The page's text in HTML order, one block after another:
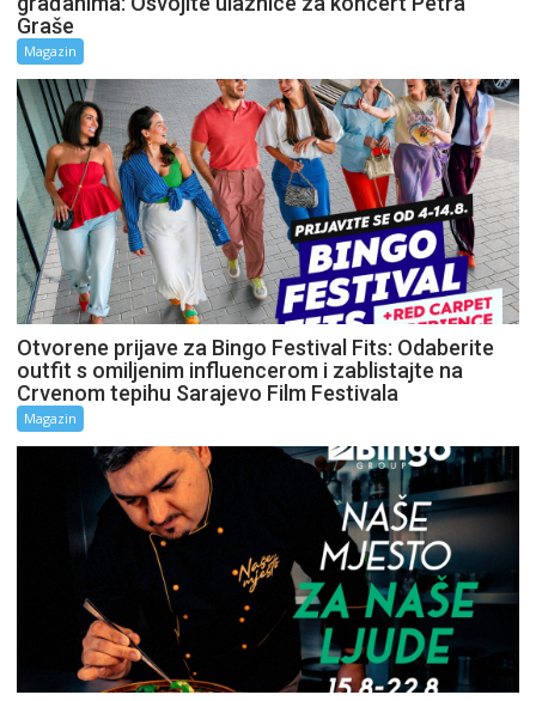
Graše
Magazin
Otvorene prijave za Bingo Festival Fits: Odaberite
outfit s omiljenim influencerom i zablistajte na
Crvenom tepihu Sarajevo Film Festivala
Magazin